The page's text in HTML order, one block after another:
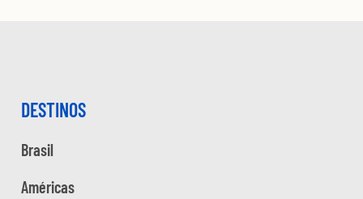
DESTINOS
Brasil
Américas